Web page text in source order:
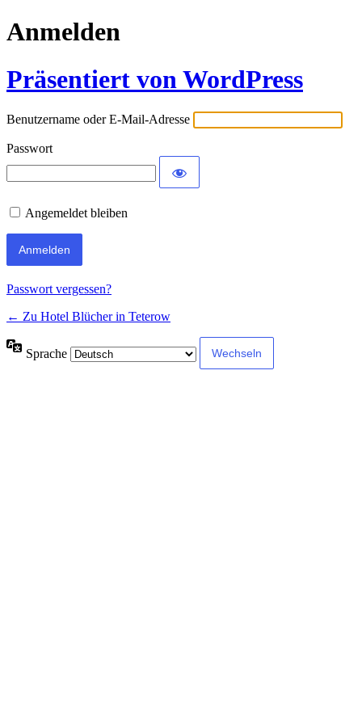
Anmelden
Präsentiert von WordPress
Benutzername oder E-Mail-Adresse
Passwort
Angemeldet bleiben
Passwort vergessen?
← Zu Hotel Blücher in Teterow
Sprache